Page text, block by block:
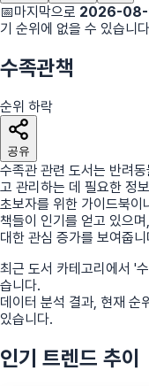
📅마지막으로 2026-
기 순위에 없을 수 있습니
수족관책
순위 하락
공유
수족관 관련 도서는 반려
고 관리하는 데 필요한 정
초보자를 위한 가이드북이
책들이 인기를 얻고 있으
대한 관심 증가를 보여줍니
최근 도서 카테고리에서 '
습니다.
데이터 분석 결과, 현재 순
있습니다.
인기 트렌드 추이